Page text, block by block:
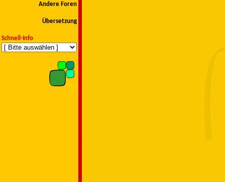
Andere Foren
Übersetzung
Schnell-Info